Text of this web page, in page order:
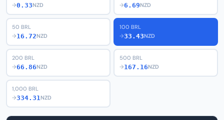
→0.33NZD
→6.69NZD
50 BRL
→16.72NZD
100 BRL
→33.43NZD
200 BRL
→66.86NZD
500 BRL
→167.16NZD
1,000 BRL
→334.31NZD